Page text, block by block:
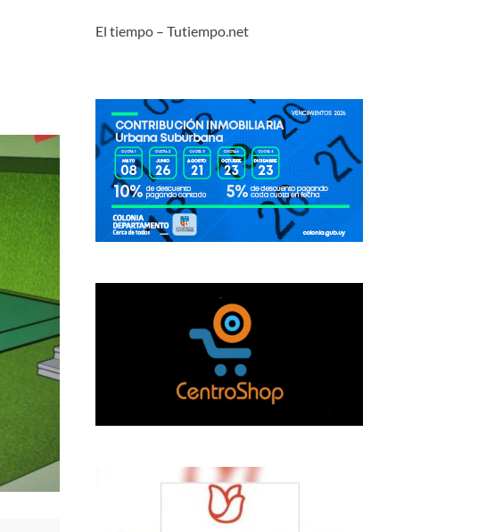
El tiempo – Tutiempo.net